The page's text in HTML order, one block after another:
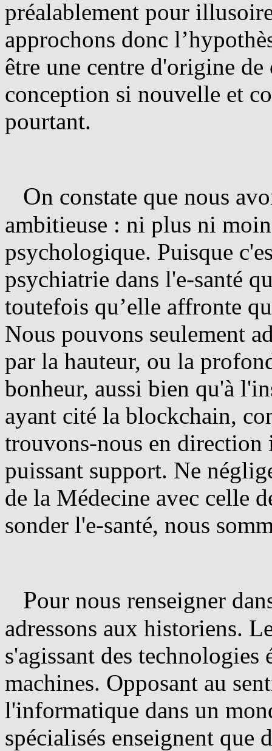
préalablement pour
approchons donc
être une centre d'origine
conception si nouvelle et
pourtant.
On constate que nous
ambitieuse : ni plus ni
psychologique. Puisque
psychiatrie dans l'e-santé
toutefois qu’elle affronte
Nous pouvons seulement
par la hauteur, ou la
bonheur, aussi bien qu'à
ayant cité la blockchain,
trouvons-nous en direction
puissant support. Ne
de la Médecine avec celle
sonder l'e-santé, nous
Pour nous renseigner
adressons aux historiens.
s'agissant des
machines. Opposant au
l'informatique dans un
spécialisés enseignent que